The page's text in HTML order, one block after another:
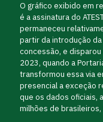
O gráfico exibido em
é a assinatura do
permaneceu
partir da introdução
concessão, e
2023, quando a
transformou essa via
presencial a exceção
que os dados oficiais,
milhões de